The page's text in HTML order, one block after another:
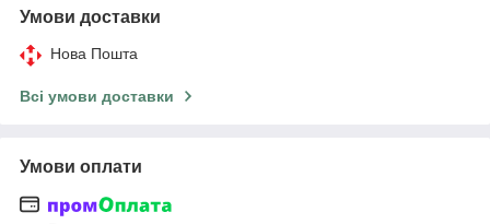
Умови доставки
Нова Пошта
Всі умови доставки
Умови оплати